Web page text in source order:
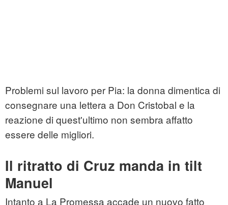
Problemi sul lavoro per Pia: la donna dimentica di
consegnare una lettera a Don Cristobal e la
reazione di quest'ultimo non sembra affatto
essere delle migliori.
Il ritratto di Cruz manda in tilt
Manuel
Intanto a La Promessa accade un nuovo fatto